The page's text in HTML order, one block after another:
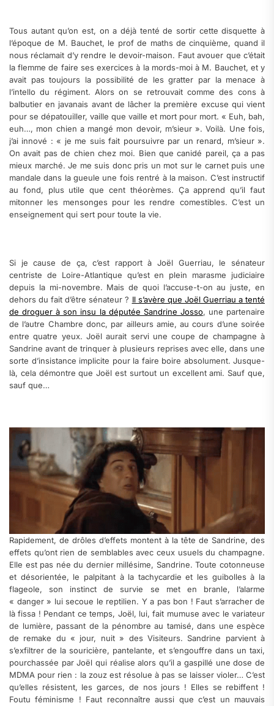
Tous autant qu’on est, on a déjà tenté de sortir cette disquette à
l’époque de M. Bauchet, le prof de maths de cinquième, quand il
nous réclamait d’y rendre le devoir-maison. Faut avouer que c’était
la flemme de faire ses exercices à la mords-moi à M. Bauchet, et y
avait pas toujours la possibilité de les gratter par la menace à
l’intello du régiment. Alors on se retrouvait comme des cons à
balbutier en javanais avant de lâcher la première excuse qui vient
pour se dépatouiller, vaille que vaille et mort pour mort. « Euh, bah,
euh…, mon chien a mangé mon devoir, m’sieur ». Voilà. Une fois,
j’ai innové : « je me suis fait poursuivre par un renard, m’sieur ».
On avait pas de chien chez moi. Bien que canidé pareil, ça a pas
mieux marché. Je me suis donc pris un mot sur le carnet puis une
mandale dans la gueule une fois rentré à la maison. C’est instructif
au fond, plus utile que cent théorèmes. Ça apprend qu’il faut
mitonner les mensonges pour les rendre comestibles. C’est un
enseignement qui sert pour toute la vie.
Si je cause de ça, c’est rapport à Joël Guerriau, le sénateur
centriste de Loire-Atlantique qu’est en plein marasme judiciaire
depuis la mi-novembre. Mais de quoi l’accuse-t-on au juste, en
dehors du fait d’être sénateur ? Il s’avère que Joël Guerriau a tenté
de droguer à son insu la députée Sandrine Josso, une partenaire
de l’autre Chambre donc, par ailleurs amie, au cours d’une soirée
entre quatre yeux. Joël aurait servi une coupe de champagne à
Sandrine avant de trinquer à plusieurs reprises avec elle, dans une
sorte d’insistance implicite pour la faire boire absolument. Jusque-
là, cela démontre que Joël est surtout un excellent ami. Sauf que,
sauf que…
Rapidement, de drôles d’effets montent à la tête de Sandrine, des
effets qu’ont rien de semblables avec ceux usuels du champagne.
Elle est pas née du dernier millésime, Sandrine. Toute cotonneuse
et désorientée, le palpitant à la tachycardie et les guibolles à la
flageole, son instinct de survie se met en branle, l’alarme
« danger » lui secoue le reptilien. Y a pas bon ! Faut s’arracher de
là fissa ! Pendant ce temps, Joël, lui, fait mumuse avec le variateur
de lumière, passant de la pénombre au tamisé, dans une espèce
de remake du « jour, nuit » des Visiteurs. Sandrine parvient à
s’exfiltrer de la souricière, pantelante, et s’engouffre dans un taxi,
pourchassée par Joël qui réalise alors qu’il a gaspillé une dose de
MDMA pour rien : la zouz est résolue à pas se laisser violer… C’est
qu’elles résistent, les garces, de nos jours ! Elles se rebiffent !
Foutu féminisme ! Faut reconnaître aussi que c’est un mauvais